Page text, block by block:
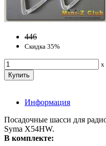
446
Скидка 35%
x
Информация
Посадочные шасси для
Syma X54HW.
В комплекте: